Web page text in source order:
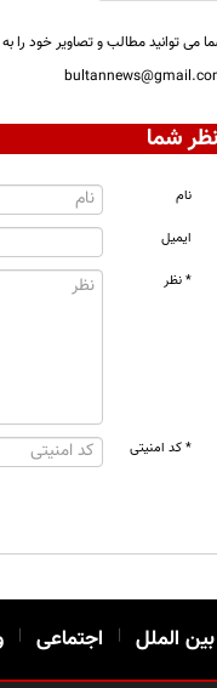
می توانید مطالب و تصاویر خود را
نظر شما
نام
ایمیل
* نظر
* کد امنیتی
بین الملل | اجتماعی |